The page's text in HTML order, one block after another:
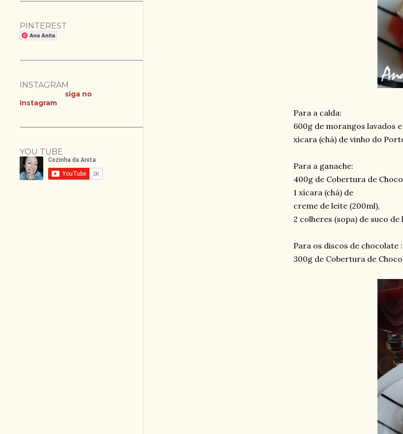
Para a calda:
600g de morangos lavados
xícara (chá) de vinho do
Para a ganache:
400g de Cobertura de
1 xícara (chá) de
creme de leite (200ml),
2 colheres (sopa) de suco
Para os discos de chocolate :
300g de Cobertura de
PINTEREST
Ana Anita
INSTAGRAM
siga no
Instagram
YOU TUBE